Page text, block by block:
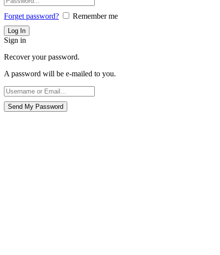
Forget password? Remember me
Sign in
Recover your password.
A password will be e-mailed to you.